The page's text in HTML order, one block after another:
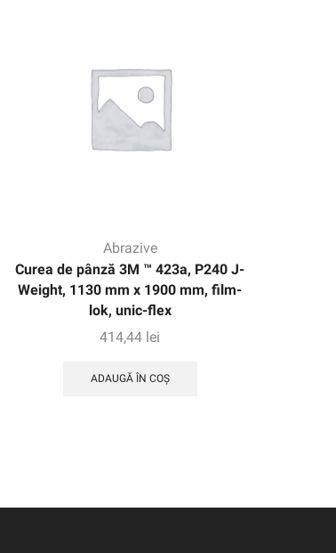
Abrazive
Curea de pânză 3M ™ 423a, P240 J-
Weight, 1130 mm x 1900 mm, film-
lok, unic-flex
414,44 lei
ADAUGĂ ÎN COȘ